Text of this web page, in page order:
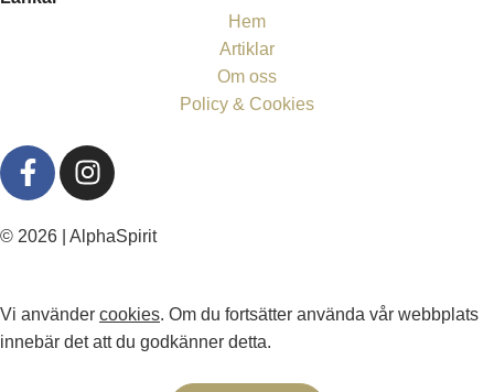
Hem
Artiklar
Om oss
Policy & Cookies
© 2026 | AlphaSpirit
Vi använder cookies. Om du fortsätter använda vår webbplats
innebär det att du godkänner detta.